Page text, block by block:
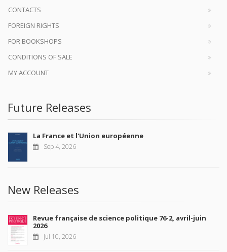
CONTACTS
FOREIGN RIGHTS
FOR BOOKSHOPS
CONDITIONS OF SALE
MY ACCOUNT
Future Releases
La France et l'Union européenne
Sep 4, 2026
New Releases
Revue française de science politique 76-2, avril-juin
2026
Jul 10, 2026